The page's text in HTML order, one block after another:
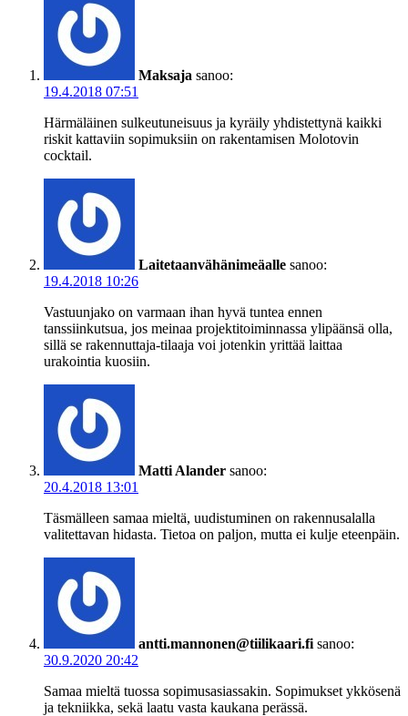
Maksaja sanoo:
19.4.2018 07:51
Härmäläinen sulkeutuneisuus ja kyräily yhdistettynä kaikki
riskit kattaviin sopimuksiin on rakentamisen Molotovin
cocktail.
Laitetaanvähänimeäalle sanoo:
19.4.2018 10:26
Vastuunjako on varmaan ihan hyvä tuntea ennen
tanssiinkutsua, jos meinaa projektitoiminnassa ylipäänsä olla,
sillä se rakennuttaja-tilaaja voi jotenkin yrittää laittaa
urakointia kuosiin.
Matti Alander sanoo:
20.4.2018 13:01
Täsmälleen samaa mieltä, uudistuminen on rakennusalalla
valitettavan hidasta. Tietoa on paljon, mutta ei kulje eteenpäin.
antti.mannonen@tiilikaari.fi sanoo:
30.9.2020 20:42
Samaa mieltä tuossa sopimusasiassakin. Sopimukset ykkösenä
ja tekniikka, sekä laatu vasta kaukana perässä.